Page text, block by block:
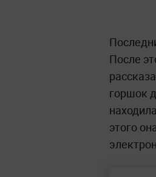
После
горшок
этого